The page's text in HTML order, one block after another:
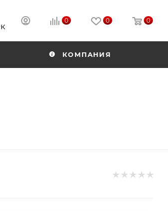
0 0 0
КОМПАНИЯ